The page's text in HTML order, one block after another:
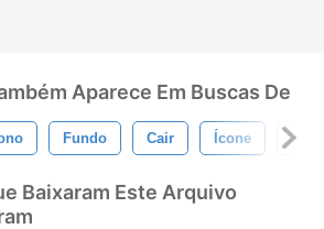
Aparece Em Buscas De
Fundo Cair Ícone
Baixaram Este Arquivo